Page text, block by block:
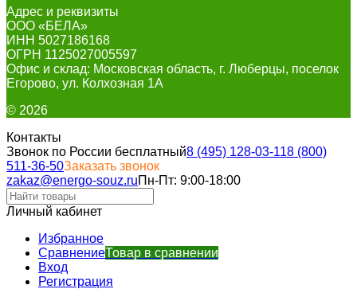
Адрес и реквизиты
ООО «БЕЛА»
ИНН 5027186168
ОГРН 1125027005597
Офис и склад: Московская область, г. Люберцы, поселок
Егорово, ул. Колхозная 1А
© 2026
Контакты
Звонок по России бесплатный8 (495) 128-03-118 (800)
511-36-50Заказать звонок
zakaz@energo-souz.ruПн-Пт: 9:00-18:00
Личный кабинет
Избранное
СравнениеТовар в сравнении
Вход
Регистрация